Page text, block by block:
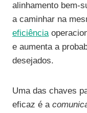
alinhamento bem-
a caminhar na
eficiência
e aumenta a
desejados.
Uma das chaves
eficaz é a